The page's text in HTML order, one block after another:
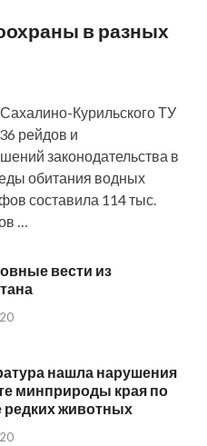
в разных
Курильского ТУ
рейдов и
законодательства в
обитания водных
составила 114 тыс.
…
вести из
нашла нарушения
минприроды края по
редких животных